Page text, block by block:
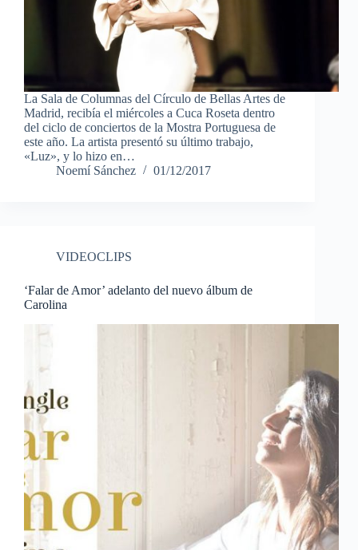
La Sala de Columnas del Círculo de Bellas Artes de
Madrid, recibía el miércoles a Cuca Roseta dentro
del ciclo de conciertos de la Mostra Portuguesa de
este año. La artista presentó su último trabajo,
«Luz», y lo hizo en…
Noemí Sánchez
01/12/2017
VIDEOCLIPS
‘Falar de Amor’ adelanto del nuevo álbum de
Carolina